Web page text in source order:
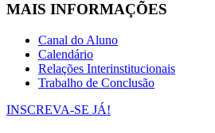
MAIS INFORMAÇÕES
Canal do Aluno
Calendário
Relações Interinstitucionais
Trabalho de Conclusão
INSCREVA-SE JÁ!